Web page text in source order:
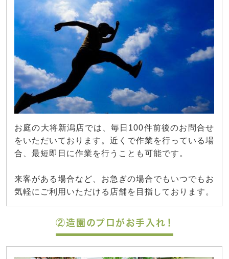
お庭の大将新潟店では、毎日100件前後のお問合せ
をいただいております。近くで作業を行っている場
合、最短即日に作業を行うことも可能です。
来客がある場合など、お急ぎの場合でもいつでもお
気軽にご利用いただける店舗を目指しております。
②造園のプロがお手入れ！